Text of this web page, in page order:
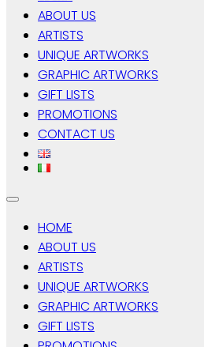
ABOUT US
ARTISTS
UNIQUE ARTWORKS
GRAPHIC ARTWORKS
GIFT LISTS
PROMOTIONS
CONTACT US
HOME
ABOUT US
ARTISTS
UNIQUE ARTWORKS
GRAPHIC ARTWORKS
GIFT LISTS